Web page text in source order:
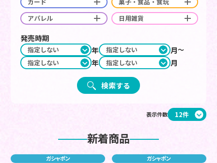
アパレル
日用雑貨
発売時期
年
月
年
月
検索する
表示件数
新着商品
ガシャポン ガシャポン